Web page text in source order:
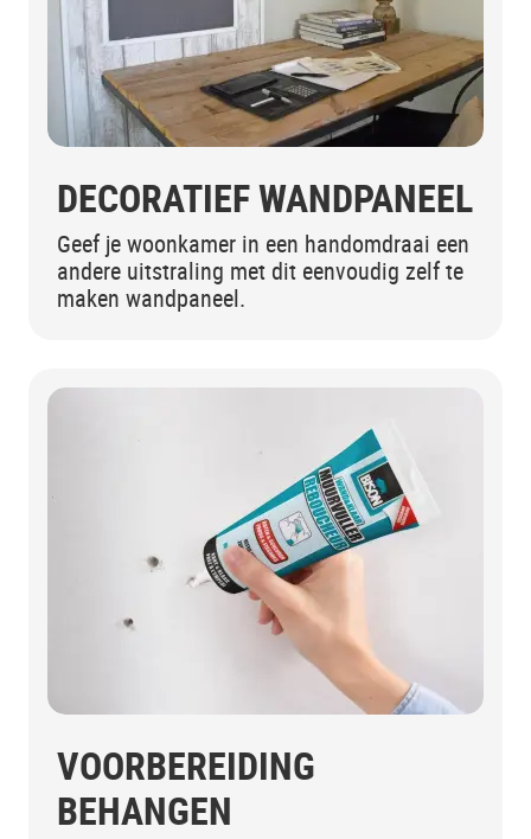
DECORATIEF WANDPANEEL
Geef je woonkamer in een handomdraai een
andere uitstraling met dit eenvoudig zelf te
maken wandpaneel.
VOORBEREIDING
BEHANGEN